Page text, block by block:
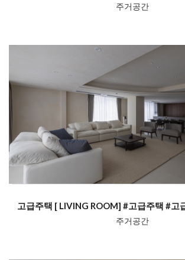
주거공간
주거공간